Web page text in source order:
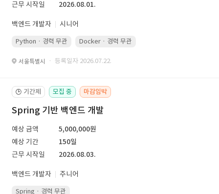
근무 시작일
2026.08.01.
백엔드 개발자 시니어
Python · 경력 무관 Docker · 경력 무관
서울특별시 · 등록일자 2026.07.22.
🕒 기간제 모집 중 마감임박
Spring 기반 백엔드 개발
예상 금액
5,000,000원
예상 기간
150일
근무 시작일
2026.08.03.
백엔드 개발자 주니어
Spring · 경력 무관